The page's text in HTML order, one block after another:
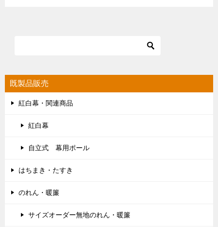
既製品販売
紅白幕・関連商品
紅白幕
自立式 幕用ポール
はちまき・たすき
のれん・暖簾
サイズオーダー無地のれん・暖簾